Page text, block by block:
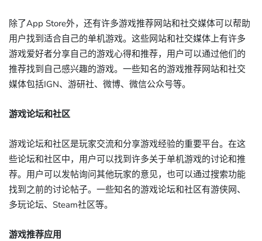
除了App Store外，还有许多游戏推荐网站和社交媒体可以帮助
用户找到适合自己的单机游戏。这些网站和社交媒体上有许多
游戏爱好者分享自己的游戏心得和推荐，用户可以通过他们的
推荐找到自己感兴趣的游戏。一些知名的游戏推荐网站和社交
媒体包括IGN、游研社、微博、微信公众号等。
游戏论坛和社区
游戏论坛和社区是玩家交流和分享游戏经验的重要平台。在这
些论坛和社区中，用户可以找到许多关于单机游戏的讨论和推
荐。用户可以发帖询问其他玩家的意见，也可以通过搜索功能
找到之前的讨论帖子。一些知名的游戏论坛和社区有游侠网、
多玩论坛、Steam社区等。
游戏推荐应用